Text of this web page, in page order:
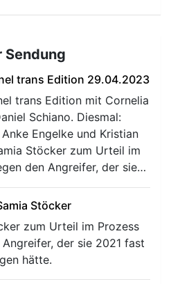
Sendung
trans Edition 29.04.2023
trans Edition mit Cornelia
Schiano. Diesmal:
Engelke und Kristian
Stöcker zum Urteil im
den Angreifer, der sie…
Stöcker
zum Urteil im Prozess
der sie 2021 fast
hätte.